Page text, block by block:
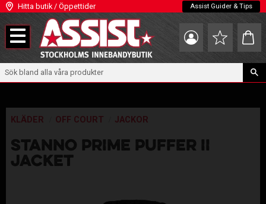
Meny
Hitta butik / Öppettider Assist Guider & Tips
Favoriter
KLÄDER OFF COURT JACKOR
STANNO PRIME PUFFER II
JACKET